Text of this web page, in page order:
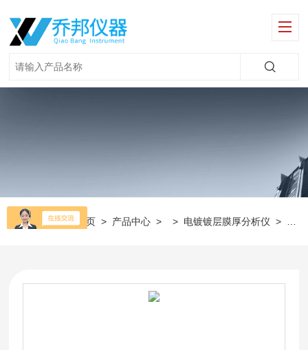
当前位置： 首页 > 产品中心 > > 电镀镀层膜厚分析仪 >